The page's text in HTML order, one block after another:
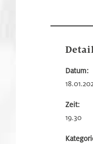
Datum:
Zeit:
19.30